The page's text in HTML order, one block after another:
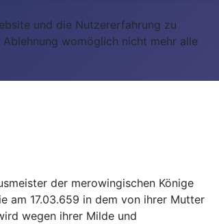
der merowingischen Könige
am 17.03.659 in dem von ihrer Mutter
wegen ihrer Milde und
und die Nutzererfahrung zu
womöglich nicht mehr alle